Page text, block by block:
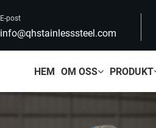
E-post
info@qhstainlesssteel.com
HEM OM OSS PRODUKT